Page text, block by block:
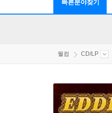
빠른분야찾기
웰컴 CD/LP